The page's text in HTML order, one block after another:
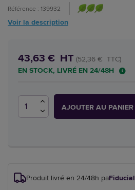
Référence : 139932
Voir la description
43,63 € HT (52,36 € TTC)
EN STOCK, LIVRÉ EN 24/48H
AJOUTER AU PANIER
Produit livré en 24/48h parFiducial